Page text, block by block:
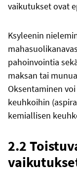
vaikutukset ovat
Ksyleenin
pahoinvointia
maksan tai
Oksentaminen
keuhkoihin
kemiallisen
2.2